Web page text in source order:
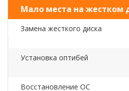
Мало места на жестком
Замена жесткого диска
Установка оптибей
Восстановление ОС